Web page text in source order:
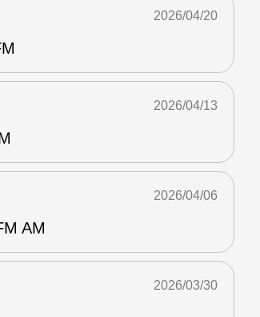
2026/04/20
2026/04/13
AM
2026/04/06
2026/03/30